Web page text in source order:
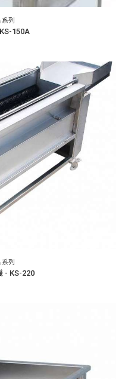
列
150A
列
- KS-220